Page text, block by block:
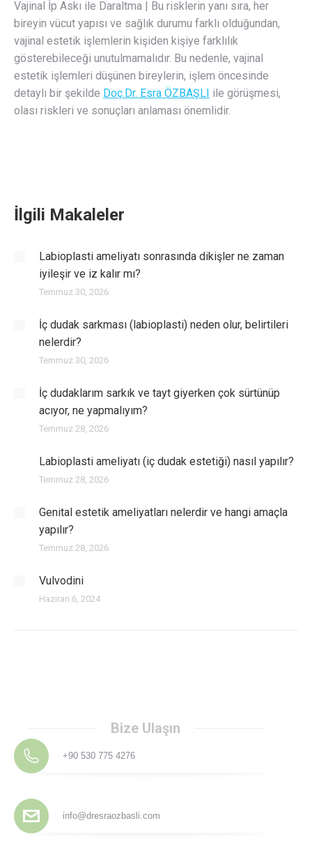
Vajinal İp Askı ile Daraltma | Bu risklerin yanı sıra, her
bireyin vücut yapısı ve sağlık durumu farklı olduğundan,
vajinal estetik işlemlerin kişiden kişiye farklılık
gösterebileceği unutulmamalıdır. Bu nedenle, vajinal
estetik işlemleri düşünen bireylerin, işlem öncesinde
detaylı bir şekilde Doç.Dr. Esra ÖZBAŞLI ile görüşmesi,
olası riskleri ve sonuçları anlaması önemlidir.
İlgili Makaleler
Labioplasti ameliyatı sonrasında dikişler ne zaman
iyileşir ve iz kalır mı?
Temmuz 30, 2026
İç dudak sarkması (labioplasti) neden olur, belirtileri
nelerdir?
Temmuz 30, 2026
İç dudaklarım sarkık ve tayt giyerken çok sürtünüp
acıyor, ne yapmalıyım?
Temmuz 28, 2026
Labioplasti ameliyatı (iç dudak estetiği) nasıl yapılır?
Temmuz 28, 2026
Genital estetik ameliyatları nelerdir ve hangi amaçla
yapılır?
Temmuz 28, 2026
Vulvodini
Haziran 6, 2024
Bize Ulaşın
+90 530 775 4276
info@dresraozbasli.com